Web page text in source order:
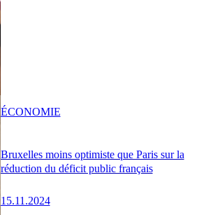
Bruxelles moins optimiste que Paris sur la
réduction du déficit public français
15.11.2024
ÉCONOMIE